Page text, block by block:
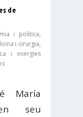
de
i política,
i cirurgia,
i energies
María
seu